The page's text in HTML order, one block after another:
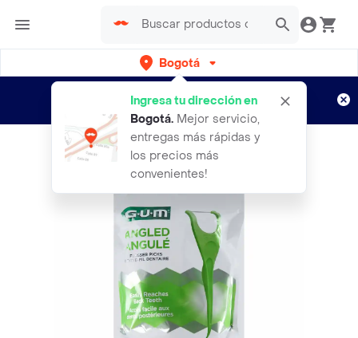
Bogotá
Ingresa tu dirección en
Bogotá. Mejor servicio,
entregas más rápidas y
los precios más
convenientes!
envíos gratis por semanas
Aplican TyC